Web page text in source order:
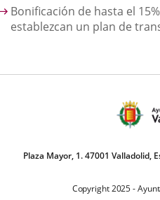
Bonificación de hasta el
establezcan un plan de
Plaza Mayor, 1. 47001 Valladolid,
Copyright 2025 -